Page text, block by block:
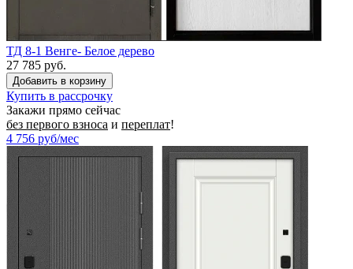
ТД 8-1 Венге- Белое дерево
27 785 руб.
Купить в рассрочку
Закажи прямо сейчас
без первого взноса и переплат!
4 756 руб/мес